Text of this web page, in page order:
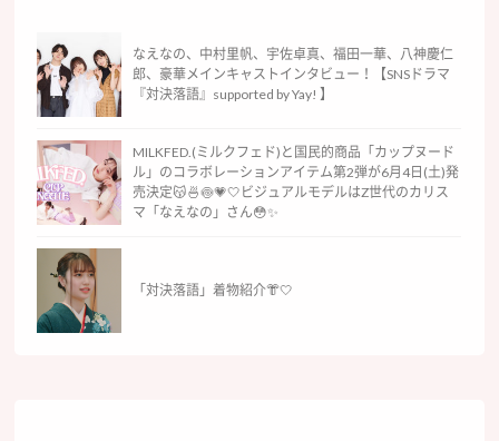
なえなの、中村里帆、宇佐卓真、福田一華、八神慶仁
郎、豪華メインキャストインタビュー！【SNSドラマ
『対決落語』supported by Yay! 】
MILKFED.(ミルクフェド)と国民的商品「カップヌード
ル」のコラボレーションアイテム第2弾が6月4日(土)発
売決定😽🍜🍥💗🤍ビジュアルモデルはZ世代のカリス
マ「なえなの」さん😳✨
「対決落語」着物紹介👘🤍